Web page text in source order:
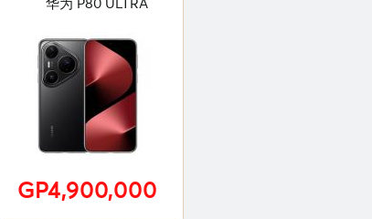
华为 P80 ULTRA
GP4,900,000